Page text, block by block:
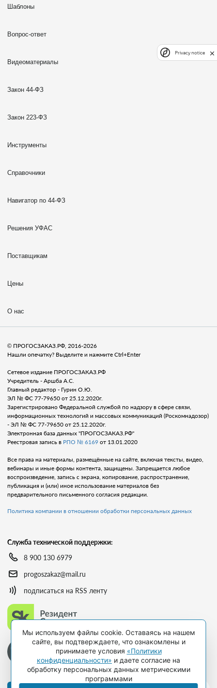
Шаблоны
Вопрос-ответ
Видеоматериалы
Закон 44-ФЗ
Закон 223-ФЗ
Инструменты
Справочники
Навигатор по 44-ФЗ
Решения УФАС
Поставщикам
Цены
О нас
© ПРОГОСЗАКАЗ.РФ, 2016-2026
Нашли опечатку? Выделите и нажмите Ctrl+Enter
Сетевое издание ПРОГОСЗАКАЗ.РФ
Учредитель - Аршба А.С.
Главный редактор - Гурин О.Ю.
ЭЛ № ФС 77-79650 от 25.12.2020г.
Зарегистрировано Федеральной службой по надзору в сфере связи,
информационных технологий и массовых коммуникаций (Роскомнадозор)
- ЭЛ № ФС 77-79650 от 25.12.2020г.
Электронная база данных "ПРОГОСЗАКАЗ.РФ"
Реестровая запись в РПО № 6169 от 13.01.2020
Все права на материалы, размещённые на сайте, включая тексты, видео,
вебинары и иные формы контента, защищены. Запрещается любое
воспроизведение, запись с экрана, копирование, распространение,
публикация и (или) иное использование материалов без
предварительного письменного согласия редакции.
Политика компании в отношении обработки персональных данных
Служба технической поддержки:
8 900 130 6979
progoszakaz@mail.ru
подписаться на RSS ленту
Мы используем файлы cookie. Оставаясь на нашем
сайте, вы подтверждаете, что ознакомлены и
принимаете условия «Политики
конфиденциальности» и даете согласие на
обработку персональных данных метрическими
программами
Privacy notice